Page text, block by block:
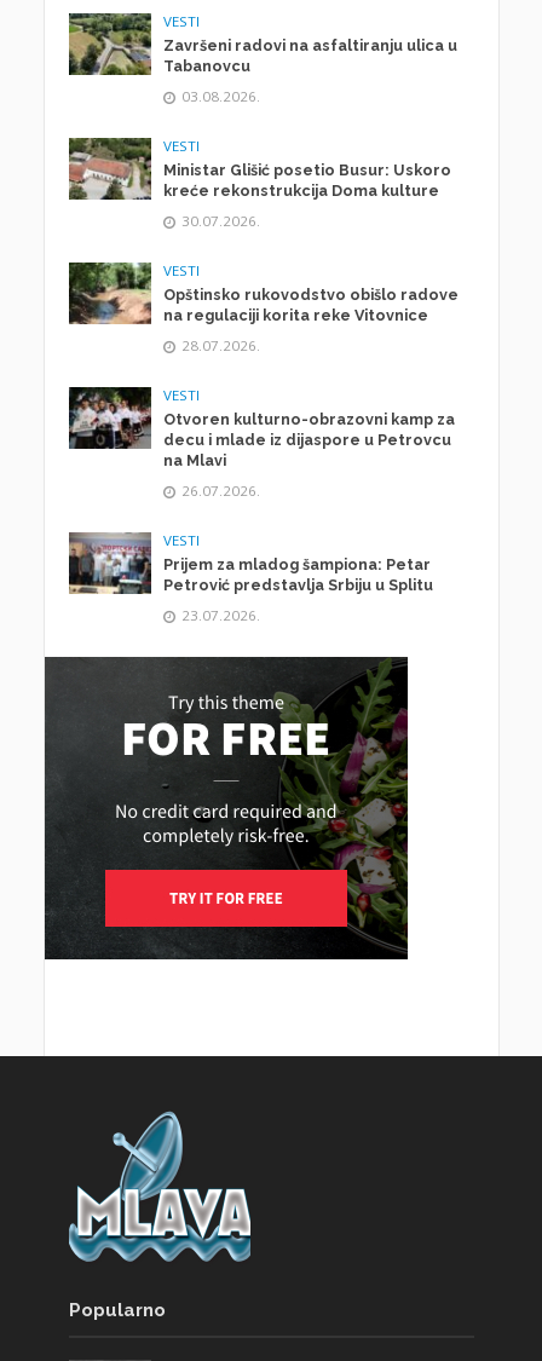
VESTI
Završeni radovi na asfaltiranju ulica u
Tabanovcu
03.08.2026.
VESTI
Ministar Glišić posetio Busur: Uskoro
kreće rekonstrukcija Doma kulture
30.07.2026.
VESTI
Opštinsko rukovodstvo obišlo radove
na regulaciji korita reke Vitovnice
28.07.2026.
VESTI
Otvoren kulturno-obrazovni kamp za
decu i mlade iz dijaspore u Petrovcu
na Mlavi
26.07.2026.
VESTI
Prijem za mladog šampiona: Petar
Petrović predstavlja Srbiju u Splitu
23.07.2026.
Popularno